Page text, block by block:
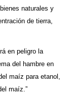
naturales y
de tierra,
en peligro la
del hambre en
maíz para etanol,
maíz.”